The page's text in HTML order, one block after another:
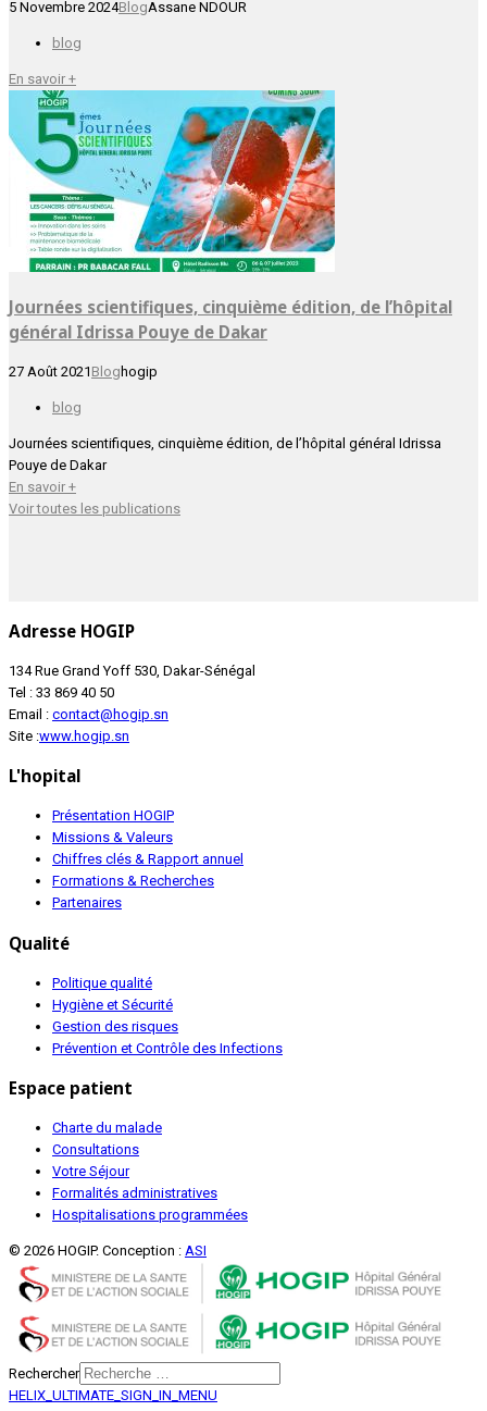
5 Novembre 2024BlogAssane NDOUR
blog
En savoir +
Journées scientifiques, cinquième édition, de l’hôpital
général Idrissa Pouye de Dakar
27 Août 2021 Blog hogip
blog
Journées scientifiques, cinquième édition, de l’hôpital général Idrissa
Pouye de Dakar
En savoir +
Voir toutes les publications
Adresse HOGIP
134 Rue Grand Yoff 530, Dakar-Sénégal
Tel : 33 869 40 50
Email : contact@hogip.sn
Site :www.hogip.sn
L'hopital
Présentation HOGIP
Missions & Valeurs
Chiffres clés & Rapport annuel
Formations & Recherches
Partenaires
Qualité
Politique qualité
Hygiène et Sécurité
Gestion des risques
Prévention et Contrôle des Infections
Espace patient
Charte du malade
Consultations
Votre Séjour
Formalités administratives
Hospitalisations programmées
© 2026 HOGIP. Conception : ASI
Rechercher
HELIX_ULTIMATE_SIGN_IN_MENU